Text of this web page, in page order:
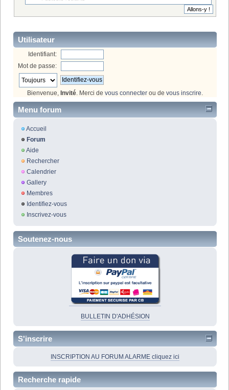
Utilisateur
Identifiant:
Mot de passe:
Bienvenue, Invité. Merci de vous connecter ou de vous inscrire.
Menu forum
Accueil
Forum
Aide
Rechercher
Calendrier
Gallery
Membres
Identifiez-vous
Inscrivez-vous
Soutenez-nous
BULLETIN D'ADHÉSION
S'inscrire
INSCRIPTION AU FORUM ALARME cliquez ici
Recherche rapide